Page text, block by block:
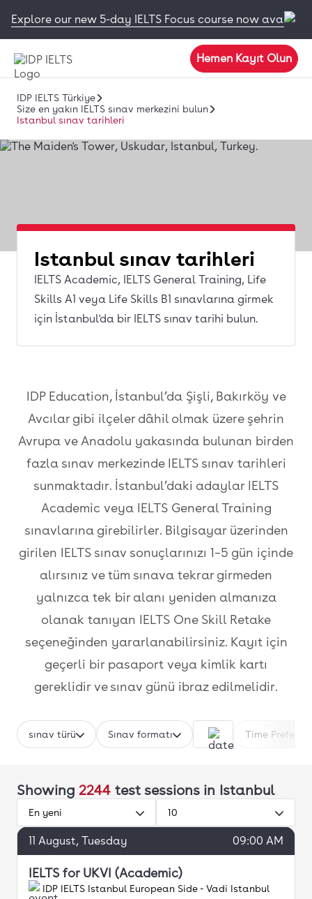
Explore our new 5-day IELTS Focus course now
Hemen Kayıt Olun
IDP IELTS Türkiye
Size en yakın IELTS sınav merkezini bulun
Istanbul sınav tarihleri
Istanbul sınav tarihleri
IELTS Academic, IELTS General Training, Life
Skills A1 veya Life Skills B1 sınavlarına girmek
için İstanbul'da bir IELTS sınav tarihi bulun.
IDP Education, İstanbul’da Şişli, Bakırköy ve
Avcılar gibi ilçeler dâhil olmak üzere şehrin
Avrupa ve Anadolu yakasında bulunan birden
fazla sınav merkezinde IELTS sınav tarihleri
sunmaktadır. İstanbul’daki adaylar IELTS
Academic veya IELTS General Training
sınavlarına girebilirler. Bilgisayar üzerinden
girilen IELTS sınav sonuçlarınızı 1–5 gün içinde
alırsınız ve tüm sınava tekrar girmeden
yalnızca tek bir alanı yeniden almanıza
olanak tanıyan IELTS One Skill Retake
seçeneğinden yararlanabilirsiniz. Kayıt için
geçerli bir pasaport veya kimlik kartı
gereklidir ve sınav günü ibraz edilmelidir.
sınav türü Sınav formatı Time
Showing 2244 test sessions in Istanbul
En yeni 10
11 August, Tuesday 09:00 AM
IELTS for UKVI (Academic)
IDP IELTS Istanbul European Side - Vadi Istanbul